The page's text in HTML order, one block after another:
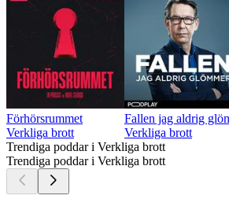
Förhörsrummet
Verkliga brott
Fallen jag aldrig
Verkliga brott
Trendiga poddar i Verkliga brott
Trendiga poddar i Verkliga brott